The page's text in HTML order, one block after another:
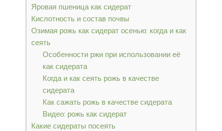
Яровая пшеница как сидерат
Кислотность и состав почвы
Озимая рожь как сидерат осенью: когда и как
сеять
Особенности ржи при использовании её
как сидерата
Когда и как сеять рожь в качестве
сидерата
Как сажать рожь в качестве сидерата
Видео: рожь как сидерат
Какие сидераты посеять